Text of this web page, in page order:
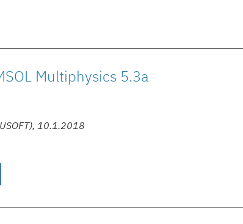
Multiphysics 5.3a
10.1.2018